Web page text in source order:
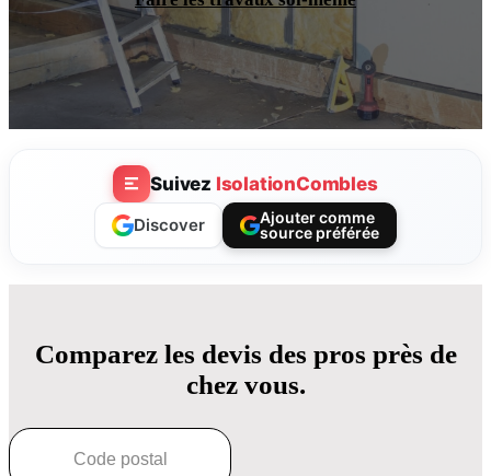
Suivez IsolationCombles
Discover
Ajouter comme
source préférée
Comparez les devis des pros près de
chez vous.